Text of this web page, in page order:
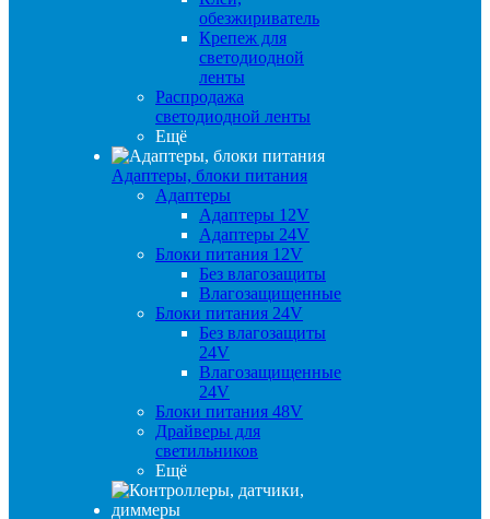
обезжириватель
Крепеж для
светодиодной
ленты
Распродажа
светодиодной ленты
Ещё
Адаптеры, блоки питания
Адаптеры
Адаптеры 12V
Адаптеры 24V
Блоки питания 12V
Без влагозащиты
Влагозащищенные
Блоки питания 24V
Без влагозащиты
24V
Влагозащищенные
24V
Блоки питания 48V
Драйверы для
светильников
Ещё